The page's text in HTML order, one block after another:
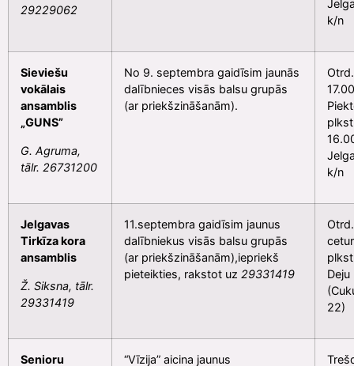
29229062
k/n
Sieviešu
vokālais
ansamblis
„GUNS”
G. Agruma,
tālr. 26731200
No 9. septembra gaidīsim jaunās
dalībnieces visās balsu grupās
(ar priekšzināšanām).
k/n
Jelgavas
Tirkīza kora
ansamblis
Ž. Siksna, tālr.
29331419
11.septembra gaidīsim jaunus
dalībniekus visās balsu grupās
(ar priekšzināšanām),iepriekš
pieteikties, rakstot uz 29331419
Deju
22)
Senioru “Vīzija” aicina jaunus